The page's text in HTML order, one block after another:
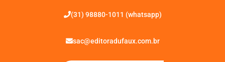
(31) 98880-1011 (whatsapp)
sac@editoradufaux.com.br